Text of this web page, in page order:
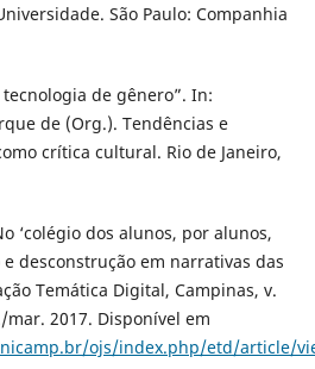
São Paulo: Companhia
tecnologia de gênero”. In:
de (Org.). Tendências e
crítica cultural. Rio de Janeiro,
‘colégio dos alunos, por alunos,
desconstrução em narrativas das
Temática Digital, Campinas, v.
mar. 2017. Disponível em
ojs/index.php/etd/article/